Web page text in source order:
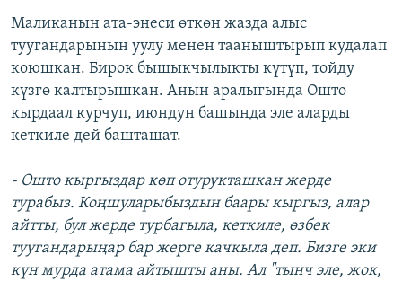
Маликанын ата-энеси өткөн жазда алыс
туугандарынын уулу менен тааныштырып кудалап
коюшкан. Бирок бышыкчылыкты күтүп, тойду
күзгө калтырышкан. Анын аралыгында Ошто
кырдаал курчуп, июндун башында эле аларды
кеткиле дей башташат.
- Ошто кыргыздар көп отурукташкан жерде
турабыз. Коңшуларыбыздын баары кыргыз, алар
айтты, бул жерде турбагыла, кеткиле, өзбек
туугандарыңар бар жерге качкыла деп. Бизге эки
күн мурда атама айтышты аны. Ал "тынч эле, жок,